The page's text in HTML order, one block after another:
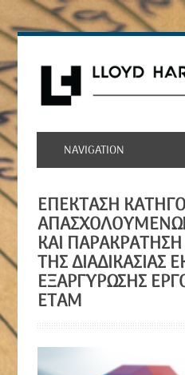
ΕΠΈΚΤΑΣΗ
ΚΑΙ
ΤΗΣ ΔΙΑΔΙΚΑΣΊΑΣ
ΕΞΑΡΓΎΡΩΣΗΣ
ΕΤΑΜ